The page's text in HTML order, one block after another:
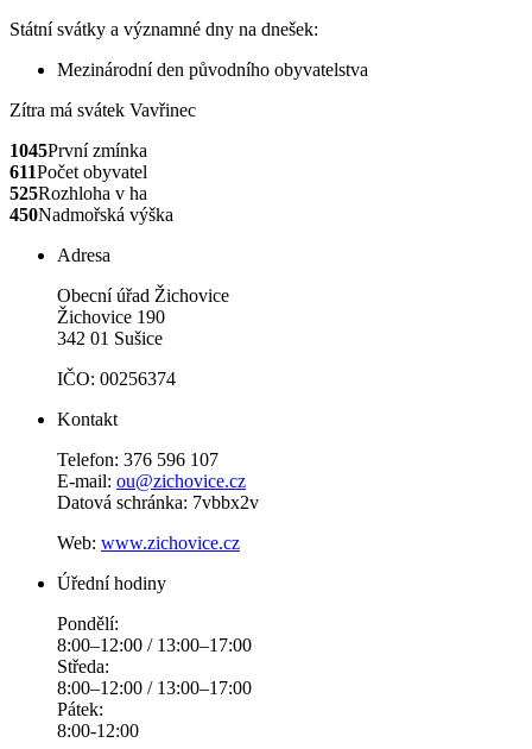
Státní svátky a významné dny na dnešek:
Mezinárodní den původního obyvatelstva
Zítra má svátek Vavřinec
1045První zmínka
611Počet obyvatel
525Rozhloha v ha
450Nadmořská výška
Adresa
Obecní úřad Žichovice
Žichovice 190
342 01 Sušice
IČO: 00256374
Kontakt
Telefon: 376 596 107
E-mail: ou@zichovice.cz
Datová schránka: 7vbbx2v
Web: www.zichovice.cz
Úřední hodiny
Pondělí:
8:00–12:00 / 13:00–17:00
Středa:
8:00–12:00 / 13:00–17:00
Pátek:
8:00-12:00